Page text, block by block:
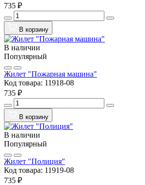
735 ₽
В корзину
В наличии
Популярный
Жилет "Пожарная машина"
Код товара: 11918-08
735 ₽
В корзину
В наличии
Популярный
Жилет "Полиция"
Код товара: 11919-08
735 ₽